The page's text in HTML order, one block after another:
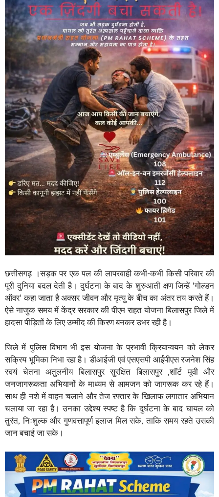
छत्तीसगढ़ ।सड़क पर एक पल की लापरवाही कभी-कभी किसी परिवार की
पूरी दुनिया बदल देती है। दुर्घटना के बाद के शुरुआती क्षण जिन्हें ‘गोल्डन
ऑवर’ कहा जाता है अक्सर जीवन और मृत्यु के बीच का अंतर तय करते हैं।
ऐसे नाजुक समय में केंद्र सरकार की पीएम राहत योजना बिलासपुर जिले में
हादसा पीड़ितों के लिए उम्मीद की किरण बनकर उभर रही है।
जिले में पुलिस विभाग भी इस योजना के प्रभावी क्रियान्वयन को लेकर
सक्रिय भूमिका निभा रहा है। डीआईजी एवं एसएसपी आईपीएस रजनेश सिंह
स्वयं चेतना अतुलनीय बिलासपुर सुरक्षित बिलासपुर ,शॉर्ट मूवी और
जनजागरूकता अभियानों के माध्यम से आमजन को जागरूक कर रहे हैं।
साथ ही नशे में वाहन चलाने और तेज रफ्तार के खिलाफ लगातार अभियान
चलाया जा रहा है। उनका उद्देश्य स्पष्ट है कि दुर्घटना के बाद घायल को
तुरंत, निःशुल्क और गुणवत्तापूर्ण इलाज मिल सके, ताकि समय रहते उसकी
जान बचाई जा सके।